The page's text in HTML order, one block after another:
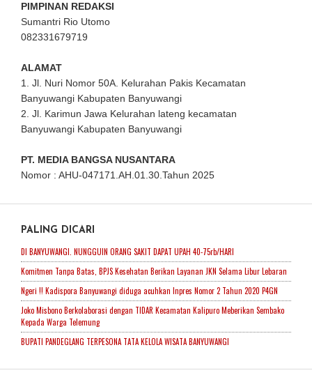
PIMPINAN REDAKSI
Sumantri Rio Utomo
082331679719
ALAMAT
1. Jl. Nuri Nomor 50A. Kelurahan Pakis Kecamatan
Banyuwangi Kabupaten Banyuwangi
2. Jl. Karimun Jawa Kelurahan lateng kecamatan
Banyuwangi Kabupaten Banyuwangi
PT. MEDIA BANGSA NUSANTARA
Nomor : AHU-047171.AH.01.30.Tahun 2025
PALING DICARI
DI BANYUWANGI. NUNGGUIN ORANG SAKIT DAPAT UPAH 40-75rb/HARI
Komitmen Tanpa Batas, BPJS Kesehatan Berikan Layanan JKN Selama Libur Lebaran
Ngeri !! Kadispora Banyuwangi diduga acuhkan Inpres Nomor 2 Tahun 2020 P4GN
Joko Misbono Berkolaborasi dengan TIDAR Kecamatan Kalipuro Meberikan Sembako
Kepada Warga Telemung
BUPATI PANDEGLANG TERPESONA TATA KELOLA WISATA BANYUWANGI